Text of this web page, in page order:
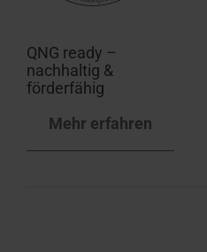
QNG ready –
nachhaltig &
förderfähig
Mehr erfahren